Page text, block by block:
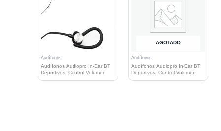
Audífonos
Audífonos Audiopro In-Ear BT
Deportivos, Control Volumen
AGOTADO
Audífonos
Audífonos Audiopro In-Ear BT
Deportivos, Control Volumen